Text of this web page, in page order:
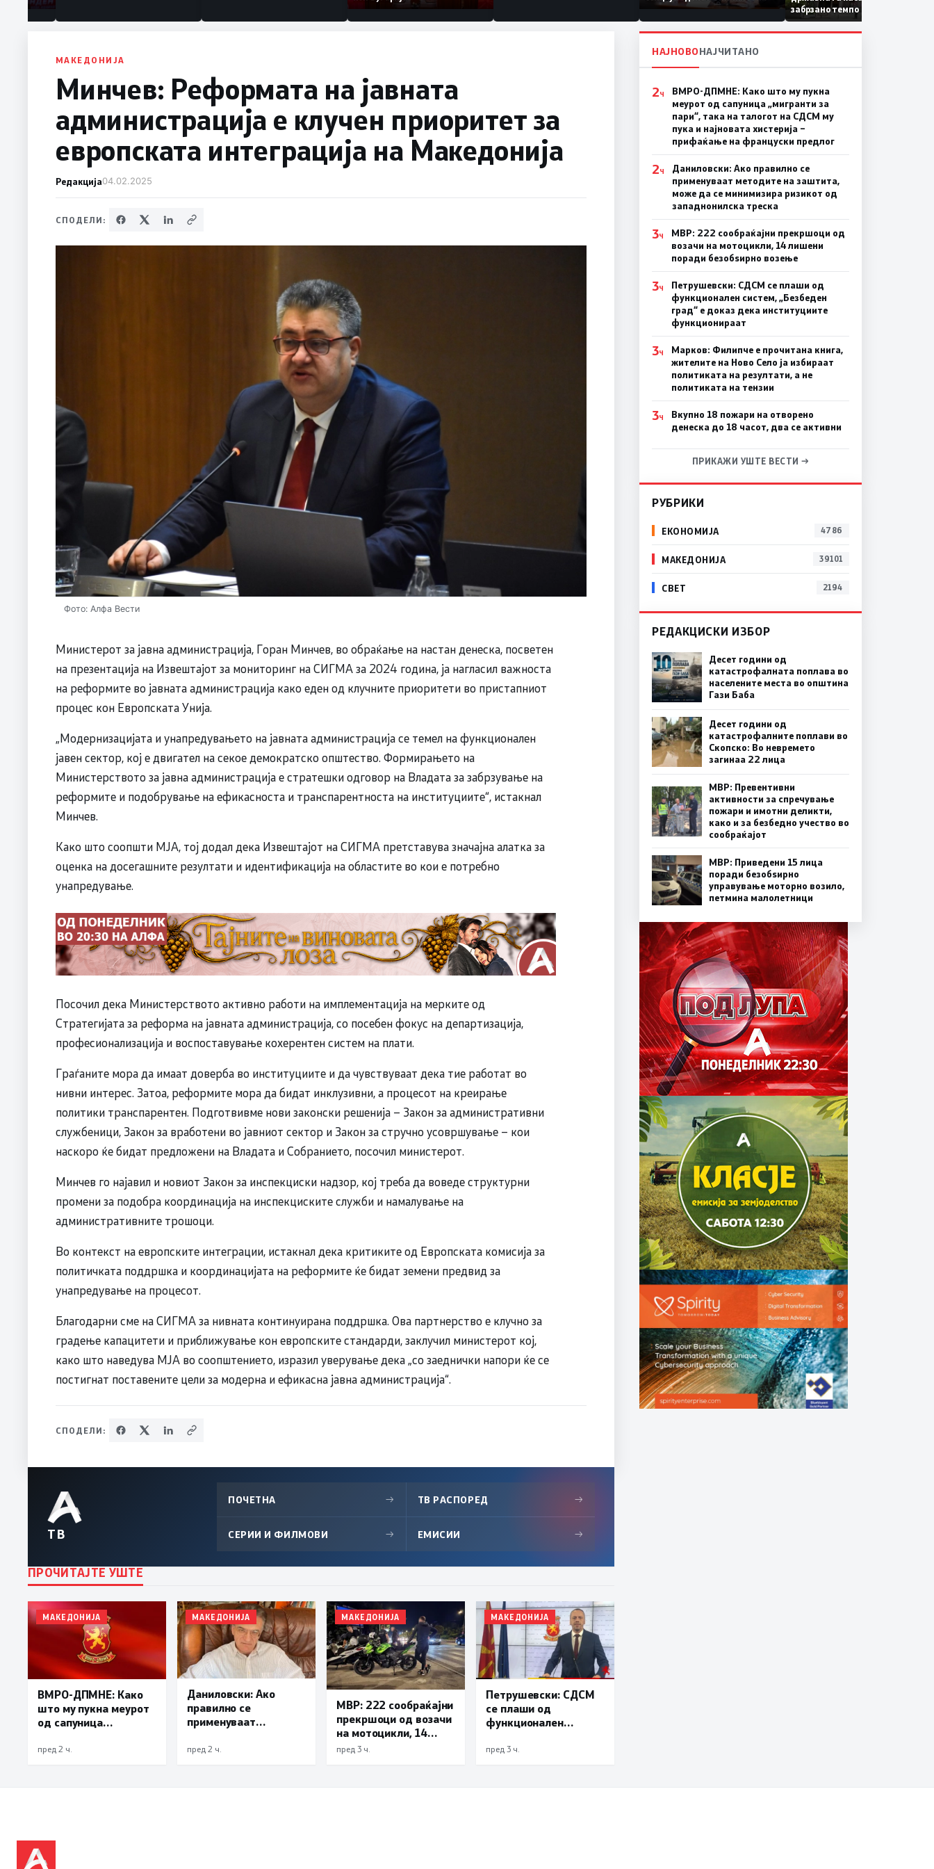
Коридор 8, Македонија
станува раскрсница на
Балканот
забрзано темпо
МАКЕДОНИЈА
Минчев: Реформата на јавната
администрација е клучен приоритет за
европската интеграција на Македонија
Редакција04.02.2025
СПОДЕЛИ:
Фото: Алфа Вести
Министерот за јавна администрација, Горан Минчев, во обраќање на настан денеска, посветен
на презентација на Извештајот за мониторинг на СИГМА за 2024 година, ја нагласил важноста
на реформите во јавната администрација како еден од клучните приоритети во пристапниот
процес кон Европската Унија.
„Модернизацијата и унапредувањето на јавната администрација се темел на функционален
јавен сектор, кој е двигател на секое демократско општество. Формирањето на
Министерството за јавна администрација е стратешки одговор на Владата за забрзување на
реформите и подобрување на ефикасноста и транспарентноста на институциите“, истакнал
Минчев.
Како што соопшти МЈА, тој додал дека Извештајот на СИГМА претставува значајна алатка за
оценка на досегашните резултати и идентификација на областите во кои е потребно
унапредување.
Посочил дека Министерството активно работи на имплементација на мерките од
Стратегијата за реформа на јавната администрација, со посебен фокус на департизација,
професионализација и воспоставување кохерентен систем на плати.
Граѓаните мора да имаат доверба во институциите и да чувствуваат дека тие работат во
нивни интерес. Затоа, реформите мора да бидат инклузивни, а процесот на креирање
политики транспарентен. Подготвивме нови законски решенија – Закон за административни
службеници, Закон за вработени во јавниот сектор и Закон за стручно усовршување – кои
наскоро ќе бидат предложени на Владата и Собранието, посочил министерот.
Минчев го најавил и новиот Закон за инспекциски надзор, кој треба да воведе структурни
промени за подобра координација на инспекциските служби и намалување на
административните трошоци.
Во контекст на европските интеграции, истакнал дека критиките од Европската комисија за
политичката поддршка и координацијата на реформите ќе бидат земени предвид за
унапредување на процесот.
Благодарни сме на СИГМА за нивната континуирана поддршка. Ова партнерство е клучно за
градење капацитети и приближување кон европските стандарди, заклучил министерот кој,
како што наведува МЈА во соопштението, изразил уверување дека „со заеднички напори ќе се
постигнат поставените цели за модерна и ефикасна јавна администрација“.
СПОДЕЛИ:
ТВ
ПОЧЕТНА → ТВ РАСПОРЕД →
СЕРИИ И ФИЛМОВИ → ЕМИСИИ →
ПРОЧИТАЈТЕ УШТЕ
МАКЕДОНИЈА
ВМРО-ДПМНЕ: Како
што му пукна меурот
од сапуница
така на талогот на
пред 2 ч.
МАКЕДОНИЈА
Даниловски: Ако
правилно се
применуваат
може да се
пред 2 ч.
МАКЕДОНИЈА
МВР: 222 сообраќајни
прекршоци од возачи
на мотоцикли, 14
лишени поради
пред 3 ч.
МАКЕДОНИЈА
Петрушевски: СДСМ
се плаши од
функционален
град“ е доказ дека
пред 3 ч.
НАЈНОВОНАЈЧИТАНО
2Ч
ВМРО-ДПМНЕ: Како што му пукна
меурот од сапуница „мигранти за
пари“, така на талогот на СДСМ му
пука и најновата хистерија –
прифаќање на француски предлог
2Ч
Даниловски: Ако правилно се
применуваат методите на заштита,
може да се минимизира ризикот од
западнонилска треска
3Ч
МВР: 222 сообраќајни прекршоци од
возачи на мотоцикли, 14 лишени
поради безобѕирно возење
3Ч
Петрушевски: СДСМ се плаши од
функционален систем, „Безбеден
град“ е доказ дека институциите
функционираат
3Ч
Марков: Филипче е прочитана книга,
жителите на Ново Село ја избираат
политиката на резултати, а не
политиката на тензии
3Ч
Вкупно 18 пожари на отворено
денеска до 18 часот, два се активни
ПРИКАЖИ УШТЕ ВЕСТИ →
РУБРИКИ
ЕКОНОМИЈА 4786
МАКЕДОНИЈА 39101
СВЕТ 2194
РЕДАКЦИСКИ ИЗБОР
Десет години од
катастрофалната поплава во
населените места во општина
Гази Баба
Десет години од
катастрофалните поплави во
Скопско: Во невремето
загинаа 22 лица
МВР: Превентивни
активности за спречување
пожари и имотни деликти,
како и за безбедно учество во
сообраќајот
МВР: Приведени 15 лица
поради безобѕирно
управување моторно возило,
петмина малолетници